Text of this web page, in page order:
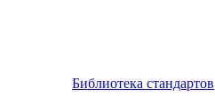
Библиотека стандартов